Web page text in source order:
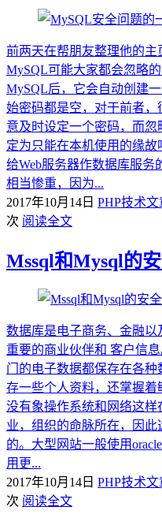
前两天在帮朋友整理他的
MySQL可能大家都会忽略
MySQL后，它会自动创建
始密码都是空，对于前者
意及时设定一个密码，而
定为只能在本机使用的缘
给Web服务器作数据库服
相当惨重，因为...
2017年10月14日 PHP技术文
次 阅读全文
Mssql和Mysql的
数据库是电子商务、金融以
重要的商业伙伴和 客户信
门的电子数据都保存在各
存一些个人资料，还掌握
没有象操作系统和网络这
业，组织的命脉所在，因
的。大型网站一般使用
用更...
2017年10月14日 PHP技术文
次 阅读全文